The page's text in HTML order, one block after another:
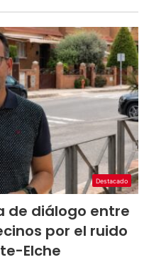
Destacado
de diálogo entre
por el ruido
Elche